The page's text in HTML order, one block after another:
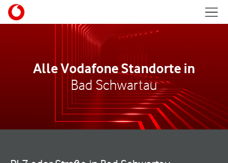
Skip to content
Alle Vodafone Standorte in
Bad Schwartau